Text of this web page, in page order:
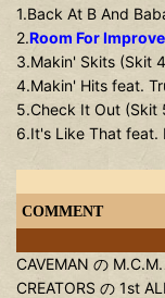
1.Back At B And
2.Room For
3.Makin' Skits (Skit
4.Makin' Hits feat.
5.Check It Out (Skit
6.It's Like That feat.
COMMENT
CAVEMAN の
CREATORS の 1st